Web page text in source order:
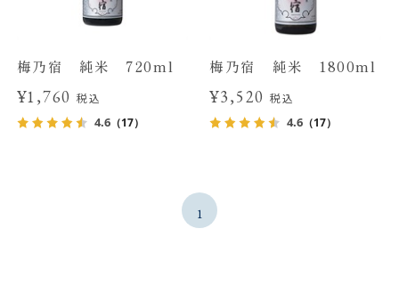
梅乃宿 純米 720ml
¥1,760税込
4.6（17）
梅乃宿 純米 1800ml
¥3,520 税込
4.6 （17）
1